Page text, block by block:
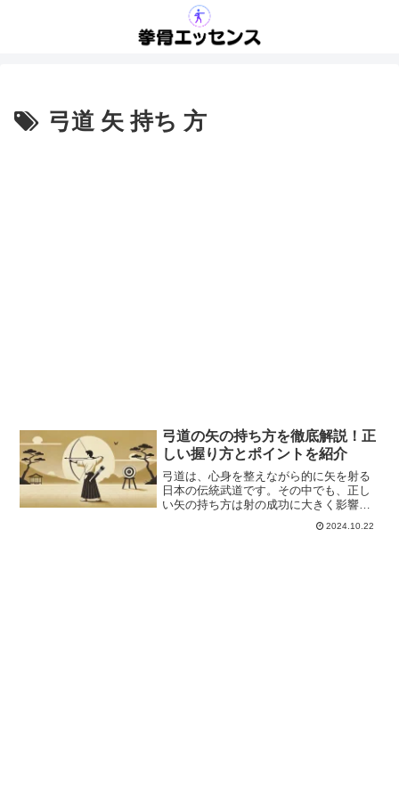
弓道 矢 持ち 方
弓道の矢の持ち方を徹底解説！正
しい握り方とポイントを紹介
弓道は、心身を整えながら的に矢を射る
日本の伝統武道です。その中でも、正し
い矢の持ち方は射の成功に大きく影響を
ことで、矢が安定して飛び、狙った的に
2024.10.22